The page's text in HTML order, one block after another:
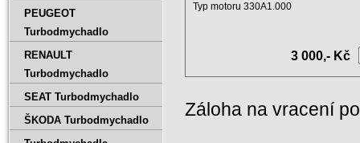
Typ motoru 330A1.000
3 000,- Kč
Záloha na vracení
PEUGEOT
Turbodmychadlo
RENAULT
Turbodmychadlo
SEAT Turbodmychadlo
ŠKODA Turbodmychadlo